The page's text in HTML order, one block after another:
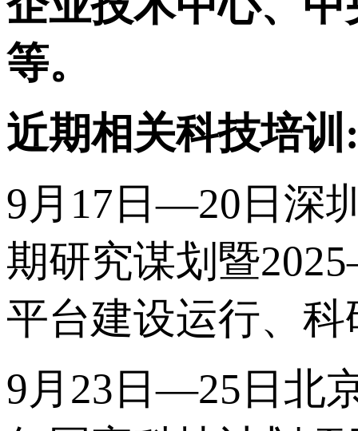
等。
近期相关科技培训
9月17日—20日深
期研究谋划暨
平台建设运行、
9月23日—25日北